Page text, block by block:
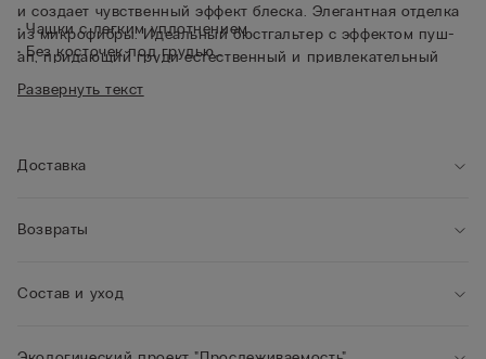
и создает чувственный эффект блеска. Элегантная отделка
из микрофибры. Идеальный бюстгальтер с эффектом пуш-
ап, придающий груди естественный и привлекательный
вид.
• Чашки с легким уплотнением
• Без косточек под грудью
• Пояс с подкладкой из тюля
• Эффект округлой формы груди
Развернуть текст
Доставка
Возвраты
Состав и уход